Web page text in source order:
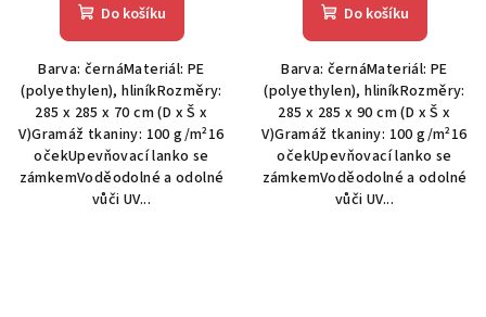
Do košíku
Barva: černáMateriál: PE
(polyethylen), hliníkRozměry:
285 x 285 x 70 cm (D x Š x
V)Gramáž tkaniny: 100 g/m²16
očekUpevňovací lanko se
zámkemVoděodolné a odolné
vůči UV...
Do košíku
Barva: černáMateriál: PE
(polyethylen), hliníkRozměry:
285 x 285 x 90 cm (D x Š x
V)Gramáž tkaniny: 100 g/m²16
očekUpevňovací lanko se
zámkemVoděodolné a odolné
vůči UV...